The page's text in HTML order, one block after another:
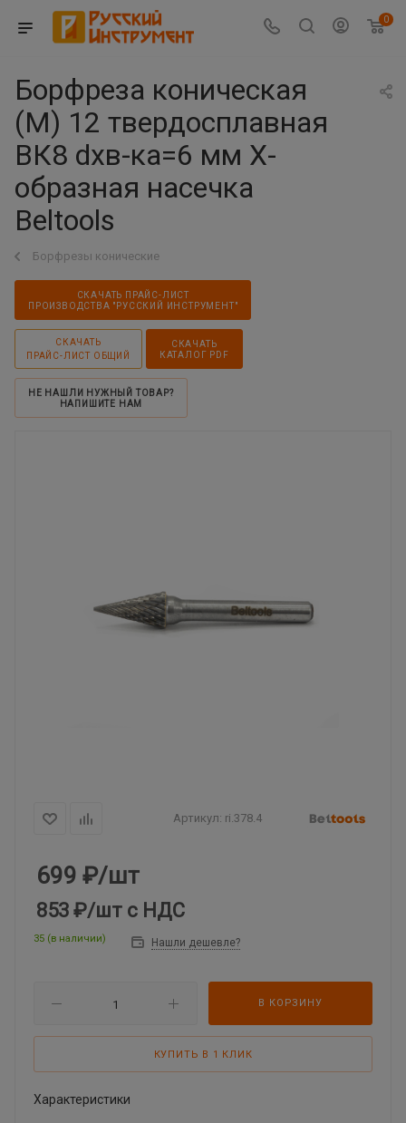
0
Борфреза коническая
(M) 12 твердосплавная
ВК8 dхв-ка=6 мм Х-
образная насечка
Beltools
Борфрезы конические
СКАЧАТЬ ПРАЙС-ЛИСТ
ПРОИЗВОДСТВА "РУССКИЙ ИНСТРУМЕНТ"
СКАЧАТЬ
ПРАЙС-ЛИСТ ОБЩИЙ
СКАЧАТЬ
КАТАЛОГ PDF
НЕ НАШЛИ НУЖНЫЙ ТОВАР?
НАПИШИТЕ НАМ
Артикул: ri.378.4
699 ₽/шт
853 ₽/шт с НДС
35 (в наличии) Нашли дешевле?
В КОРЗИНУ
КУПИТЬ В 1 КЛИК
Характеристики